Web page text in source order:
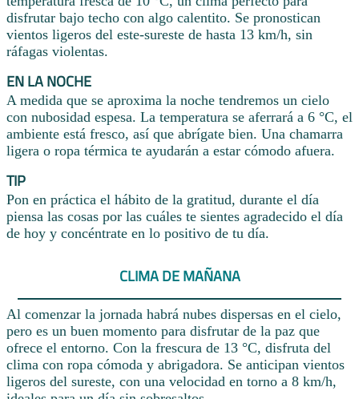
disfrutar bajo techo con algo calentito. Se pronostican
vientos ligeros del este-sureste de hasta 13 km/h, sin
ráfagas violentas.
EN LA NOCHE
A medida que se aproxima la noche tendremos un cielo
con nubosidad espesa. La temperatura se aferrará a 6 °C, el
ambiente está fresco, así que abrígate bien. Una chamarra
ligera o ropa térmica te ayudarán a estar cómodo afuera.
TIP
Pon en práctica el hábito de la gratitud, durante el día
piensa las cosas por las cuáles te sientes agradecido el día
de hoy y concéntrate en lo positivo de tu día.
CLIMA DE MAÑANA
Al comenzar la jornada habrá nubes dispersas en el cielo,
pero es un buen momento para disfrutar de la paz que
ofrece el entorno. Con la frescura de 13 °C, disfruta del
clima con ropa cómoda y abrigadora. Se anticipan vientos
ligeros del sureste, con una velocidad en torno a 8 km/h,